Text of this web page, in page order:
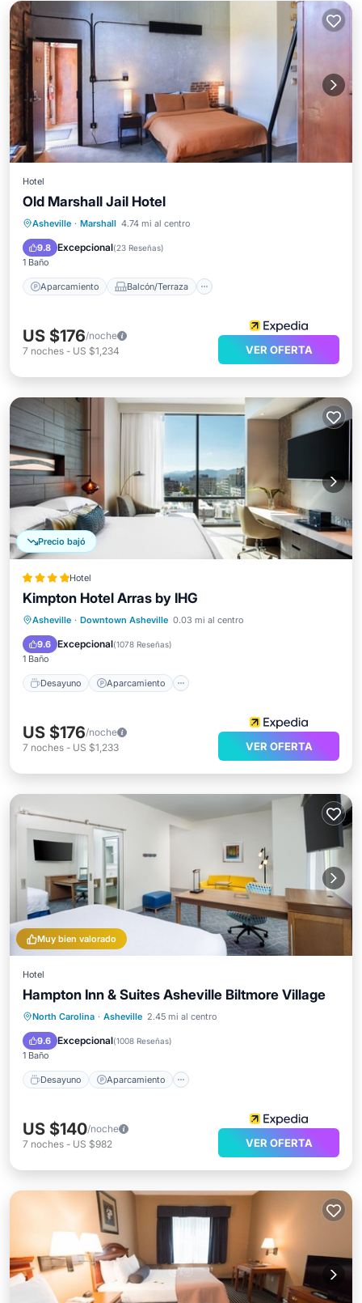
Hotel
Old Marshall Jail Hotel
Asheville · Marshall 4.74 mi al centro
9.8 Excepcional(23 Reseñas)
1 Baño
Aparcamiento Balcón/Terraza
Aparcamiento
Balcón/Terraza
Cocina
Internet
US $176/noche
7 noches - US $1,234 VER OFERTA
Precio bajó
Hotel
Kimpton Hotel Arras by IHG
Asheville · Downtown Asheville 0.03 mi al centro
9.6 Excepcional(1078 Reseñas)
1 Baño
Desayuno Aparcamiento
Desayuno
Aparcamiento
Balcón/Terraza
US $176/noche
7 noches - US $1,233 VER OFERTA
Muy bien valorado
Hotel
Hampton Inn & Suites Asheville Biltmore Village
North Carolina · Asheville 2.45 mi al centro
9.6 Excepcional(1008 Reseñas)
1 Baño
Desayuno Aparcamiento
Desayuno Aparcamiento
Balcón/Terraza
US $140/noche
7 noches - US $982 VER OFERTA